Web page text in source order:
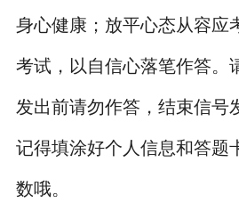
身心健康；放平心态从容应
考试，以自信心落笔作答。
发出前请勿作答，结束信号
记得填涂好个人信息和答题
数哦。